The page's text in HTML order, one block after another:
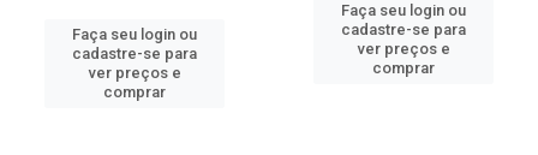
Faça seu login ou
cadastre-se para
ver preços e
comprar
Faça seu login ou
cadastre-se para
ver preços e
comprar